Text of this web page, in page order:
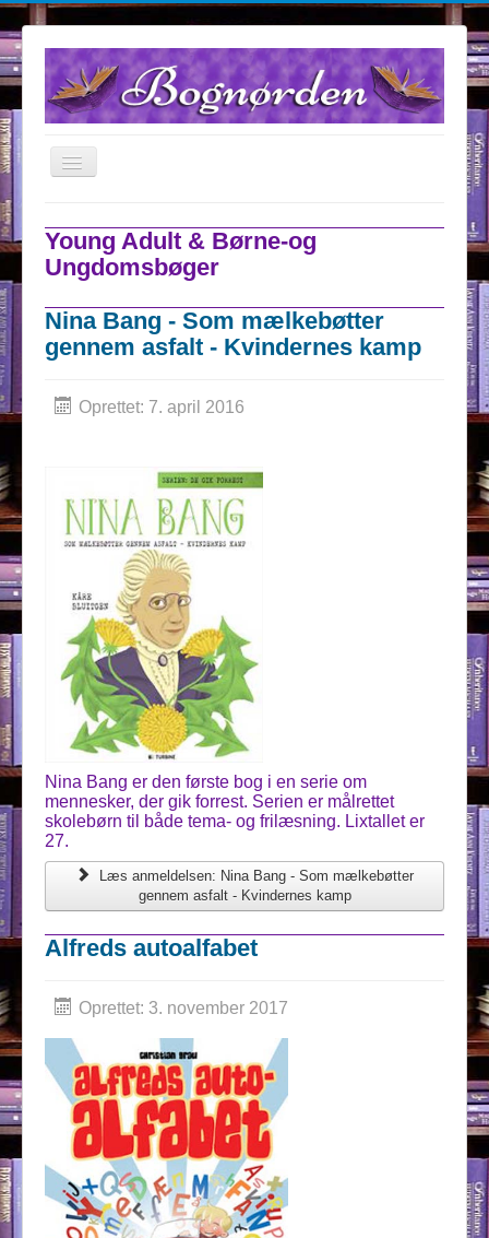
TPL_PROTOSTAR_TOGGLE_MENU
Anmeldelser
Samarbejdspartnere
Konkurrencer
Young Adult & Børne-og
Ungdomsbøger
Nina Bang - Som mælkebøtter
gennem asfalt - Kvindernes kamp
Oprettet: 7. april 2016
Nina Bang er den første bog i en serie om
mennesker, der gik forrest. Serien er målrettet
skolebørn til både tema- og frilæsning. Lixtallet er
27.
Læs anmeldelsen: Nina Bang - Som mælkebøtter
gennem asfalt - Kvindernes kamp
Alfreds autoalfabet
Oprettet: 3. november 2017